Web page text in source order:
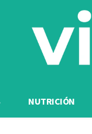
NUTRICIÓN